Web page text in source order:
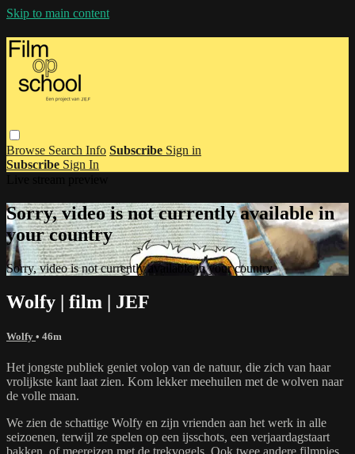
Skip to main content
Browse Search Info Subscribe Sign in
Subscribe Sign In
Sorry, video is not currently available in
your country
Sorry, video is not currently available in your country
Wolfy | film | JEF
Wolfy • 46m
Het jongste publiek geniet volop van de natuur, die zich van haar
vrolijkste kant laat zien. Kom lekker meehuilen met de wolven naar
de volle maan.
We zien de schattige Wolfy en zijn vrienden aan het werk in alle
seizoenen, terwijl ze spelen op een ijsschots, een verjaardagstaart
bakken, of meereizen met de trekvogels. Ook twee andere filmpjes